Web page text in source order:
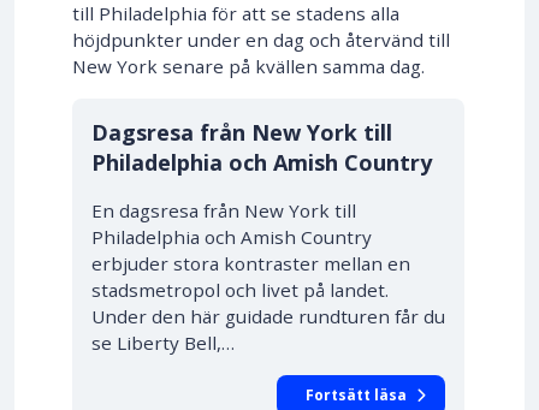
till Philadelphia för att se stadens alla
höjdpunkter under en dag och återvänd till
New York senare på kvällen samma dag.
Dagsresa från New York till
Philadelphia och Amish Country
En dagsresa från New York till
Philadelphia och Amish Country
erbjuder stora kontraster mellan en
stadsmetropol och livet på landet.
Under den här guidade rundturen får du
se Liberty Bell,…
Fortsätt läsa